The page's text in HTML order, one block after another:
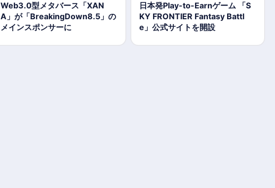
Web3.0型メタバース「XAN
A」が「BreakingDown8.5」の
メインスポンサーに
日本発Play-to-Earnゲーム 「S
KY FRONTIER Fantasy Battl
e」公式サイトを開設